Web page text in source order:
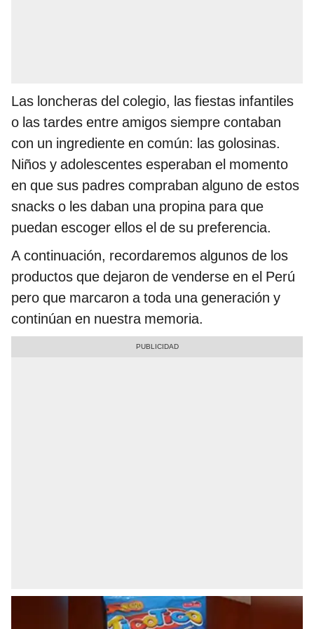
Las loncheras del colegio, las fiestas infantiles
o las tardes entre amigos siempre contaban
con un ingrediente en común: las golosinas.
Niños y adolescentes esperaban el momento
en que sus padres compraban alguno de estos
snacks o les daban una propina para que
puedan escoger ellos el de su preferencia.
A continuación, recordaremos algunos de los
productos que dejaron de venderse en el Perú
pero que marcaron a toda una generación y
continúan en nuestra memoria.